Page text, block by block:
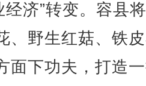
经济”转变。容县
、野生红菇、铁
面下功夫，打造